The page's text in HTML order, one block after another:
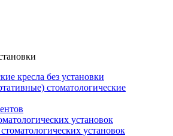
кресла без установки
стоматологические
установок
установок